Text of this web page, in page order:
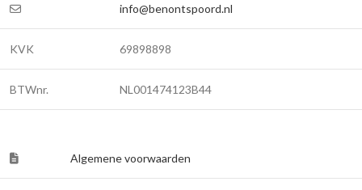
info@benontspoord.nl
KVK 69898898
BTWnr. NL001474123B44
Algemene voorwaarden